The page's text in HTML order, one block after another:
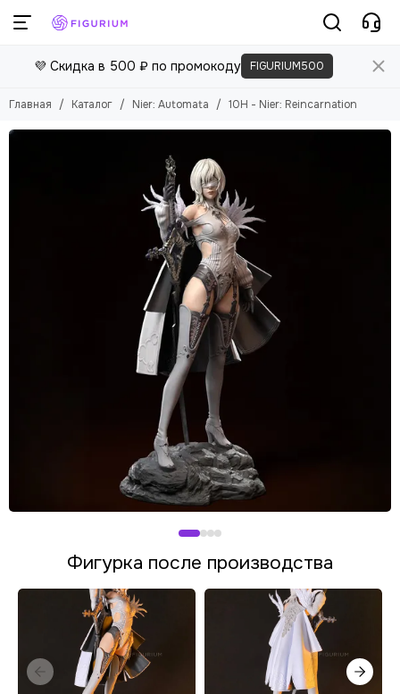
💜 Скидка в 500 ₽ по промокоду FIGURIUM500
Главная Каталог Nier: Automata 10H - Nier: Reincarnation
Фигурка после производства